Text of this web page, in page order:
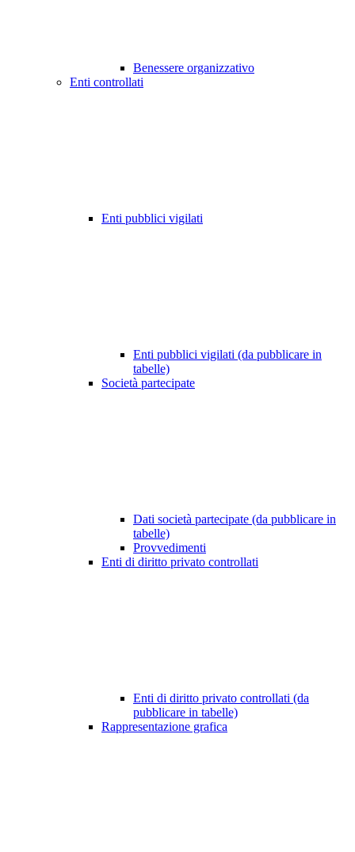
Benessere organizzativo
Enti controllati
Enti pubblici vigilati
Enti pubblici vigilati (da pubblicare in
tabelle)
Società partecipate
Dati società partecipate (da pubblicare in
tabelle)
Provvedimenti
Enti di diritto privato controllati
Enti di diritto privato controllati (da
pubblicare in tabelle)
Rappresentazione grafica